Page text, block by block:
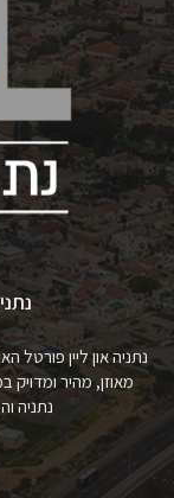
נתניה און ליין
מאוזן, מהיר ומדויק
נתניה